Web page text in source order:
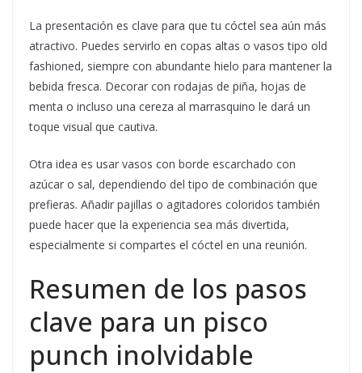
La presentación es clave para que tu cóctel sea aún más
atractivo. Puedes servirlo en copas altas o vasos tipo old
fashioned, siempre con abundante hielo para mantener la
bebida fresca. Decorar con rodajas de piña, hojas de
menta o incluso una cereza al marrasquino le dará un
toque visual que cautiva.
Otra idea es usar vasos con borde escarchado con
azúcar o sal, dependiendo del tipo de combinación que
prefieras. Añadir pajillas o agitadores coloridos también
puede hacer que la experiencia sea más divertida,
especialmente si compartes el cóctel en una reunión.
Resumen de los pasos
clave para un pisco
punch inolvidable